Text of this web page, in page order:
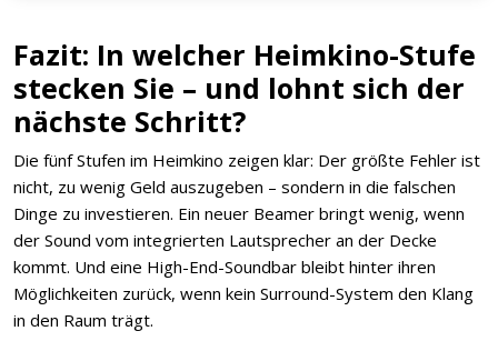
Fazit: In welcher Heimkino-Stufe
stecken Sie – und lohnt sich der
nächste Schritt?
Die fünf Stufen im Heimkino zeigen klar: Der größte Fehler ist
nicht, zu wenig Geld auszugeben – sondern in die falschen
Dinge zu investieren. Ein neuer Beamer bringt wenig, wenn
der Sound vom integrierten Lautsprecher an der Decke
kommt. Und eine High-End-Soundbar bleibt hinter ihren
Möglichkeiten zurück, wenn kein Surround-System den Klang
in den Raum trägt.